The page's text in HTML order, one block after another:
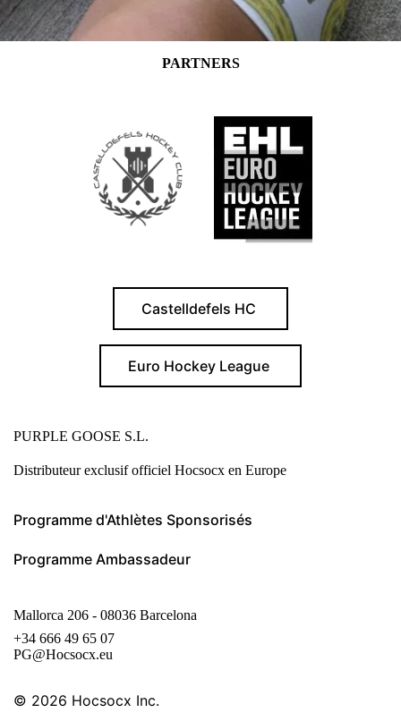
PARTNERS
Castelldefels HC
Euro Hockey League
PURPLE GOOSE S.L.
Distributeur exclusif officiel Hocsocx en Europe
Mallorca 206 - 08036 Barcelona
+34 666 49 65 07
PG@Hocsocx.eu
Programme d'Athlètes Sponsorisés
Programme Ambassadeur
© 2026 Hocsocx Inc.